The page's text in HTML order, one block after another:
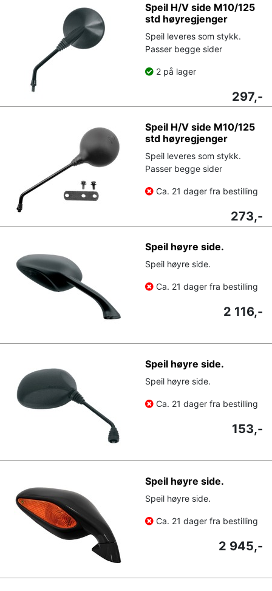
Speil H/V side M10/125
std høyregjenger
Speil leveres som stykk.
Passer begge sider
2 på lager
297,-
Speil H/V side M10/125
std høyregjenger
Speil leveres som stykk.
Passer begge sider
Ca. 21 dager fra bestilling
273,-
Speil høyre side.
Speil høyre side.
Ca. 21 dager fra bestilling
2 116,-
Speil høyre side.
Speil høyre side.
Ca. 21 dager fra bestilling
153,-
Speil høyre side.
Speil høyre side.
Ca. 21 dager fra bestilling
2 945,-